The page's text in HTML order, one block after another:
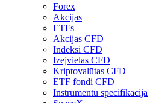
Forex
Akcijas
ETFs
Akcijas CFD
Indeksi CFD
Izejvielas CFD
Kriptovalūtas CFD
ETF fondi CFD
Instrumentu specifikācija